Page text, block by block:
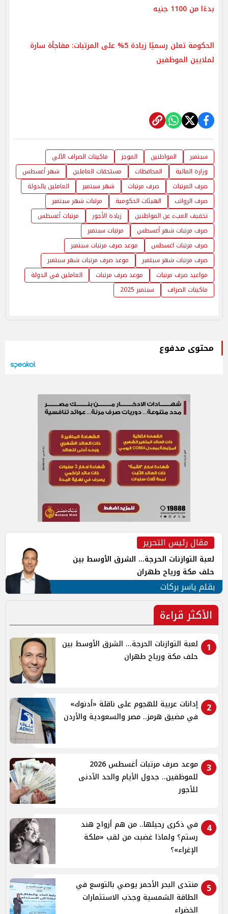
بدءًا من 1100 جنيه
الحكومة تعلن رسميًا زيادة 5% على المرتبات: مفاجأة سارة
لملايين الموظفين
سبتمبر المواطنين الموجز
ماكينات الصراف الآلي
وزارة المالية
المحافظات مستحقات العاملين
شهر أغسطس
صرف المرتبات
صرف مرتبات شهر سبتمبر
العاملين بالدولة
صرف الرواتب
الهيئات الحكومية
مرتبات شهر سبتمبر
تخفيف العبء عن المواطنين
زيادة الأجور
مرتبات أغسطس
صرف مرتبات شهر أغسطس
مرتبات سبتمبر
صرف مرتبات اغسطس
موعد صرف مرتبات سبتمبر
صرف مرتبات شهر سبتمبر
موعد صرف مرتبات شهر سبتمبر
مواعيد صرف مرتبات
موعد صرف مرتبات
العاملين في الدولة
ماكينات الصراف
سبتمبر 2025
محتوى مدفوع
مقال رئيس التحرير
لعبة التوازنات الحرجة... الشرق الأوسط بين
حلف مكة ورياح طهران
بقلم ياسر بركات
الأكثر قراءة
1
لعبة التوازنات الحرجة... الشرق الأوسط بين
حلف مكة ورياح طهران
2
إدانات عربية للهجوم على ناقلة «أدنوك»
في مضيق هرمز.. مصر والسعودية والأردن
3
موعد صرف مرتبات أغسطس 2026
للموظفين.. جدول الأيام والحد الأدنى
للأجور
4
في ذكرى رحيلها.. من هم أزواج هند
رستم؟ ولماذا غضبت من لقب «ملكة
الإغراء»؟
5
منتدى البحر الأحمر يوصي بالتوسع في
الطاقة الشمسية وجذب الاستثمارات
الخضراء